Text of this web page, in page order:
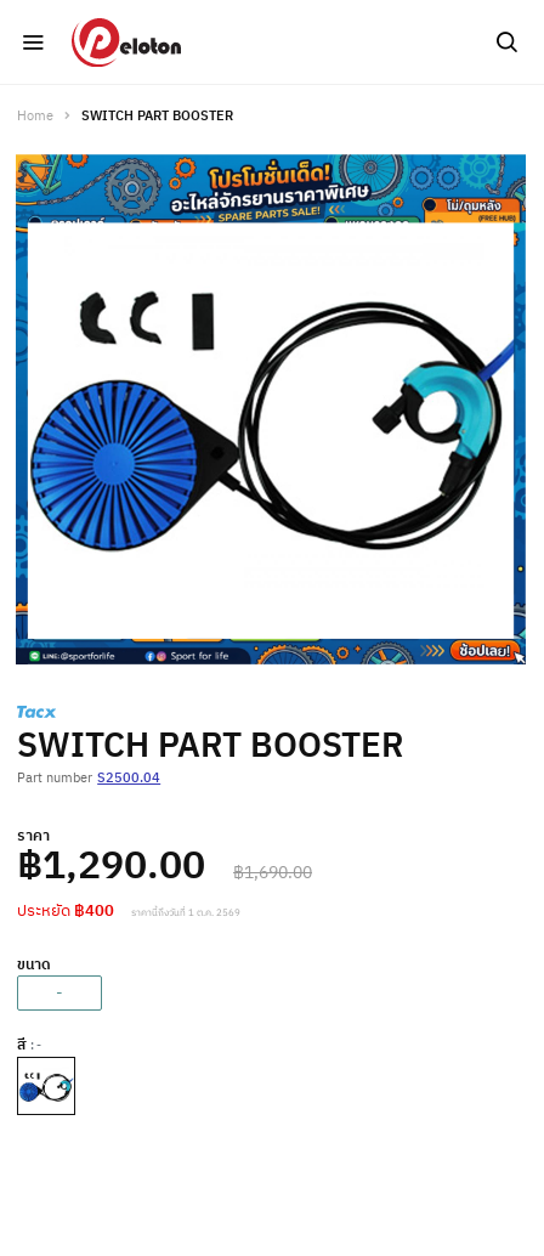
Home SWITCH PART BOOSTER
SWITCH PART BOOSTER
Part number S2500.04
ราคา
฿1,290.00 ฿1,690.00
ประหยัด ฿400 ราคานี้ถึงวันที่ 1 ต.ค. 2569
ขนาด
-
สี : -